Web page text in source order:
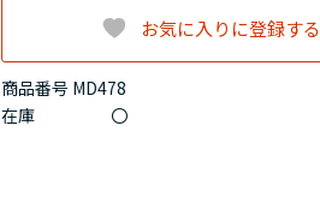
商品番号 MD478
在庫 〇
お気に入りに登録する